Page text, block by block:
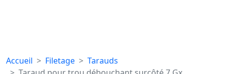
Accueil Filetage
Tarauds